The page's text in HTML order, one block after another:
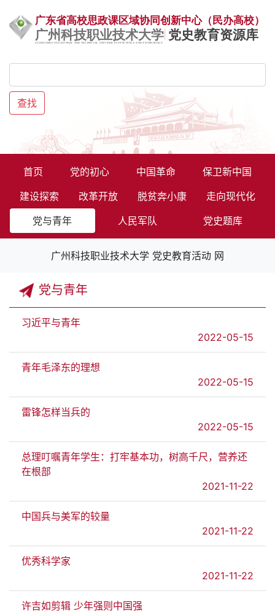
查找
首页 党的初心 中国革命
保卫新中国
建设探索
改革开放 脱贫奔小康
走向现代化
党与青年
人民军队 党史题库
广州科技职业技术大学 党史教育活动 网
党与青年
习近平与青年
2022-05-15
青年毛泽东的理想
2022-05-15
雷锋怎样当兵的
2022-05-15
总理叮嘱青年学生：打牢基本功，树高千尺，营养还
在根部
2021-11-22
中国兵与美军的较量
2021-11-22
优秀科学家
2021-11-22
许吉如剪辑 少年强则中国强